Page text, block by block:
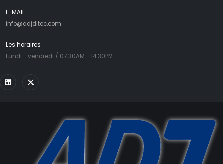
E-MAIL
info@adjditec.com
Les horaires
Lundi - vendredi / 07:30AM - 14:30PM